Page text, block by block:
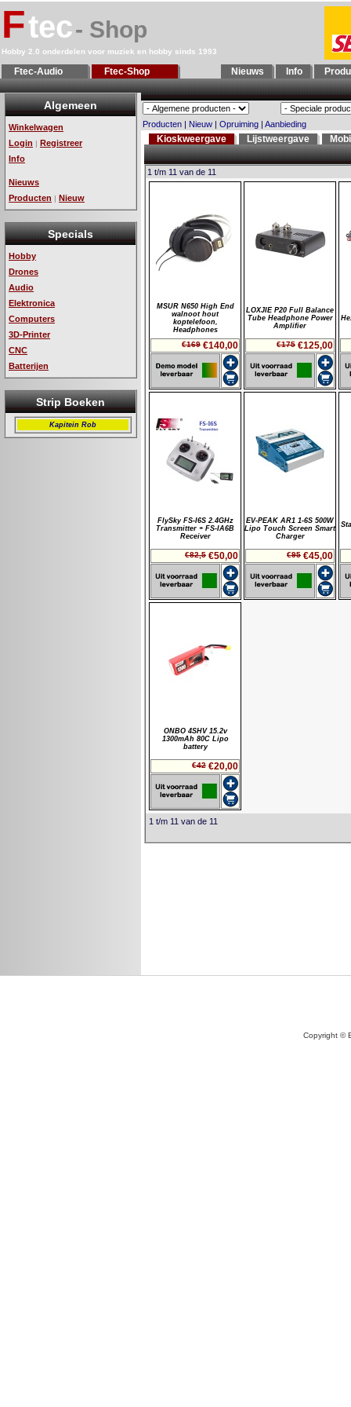
Ftec- Shop
Hobby 2.0 onderdelen voor muziek en hobby sinds 1993
Ftec-Audio Ftec-Shop Nieuws Info
Algemeen
Winkelwagen
Login | Registreer
Info
Nieuws
Producten | Nieuw
Specials
Hobby
Drones
Audio
Elektronica
Computers
3D-Printer
CNC
Batterijen
Strip Boeken
Kapitein Rob
Producten | Nieuw | Opruiming | Aanbieding
Kioskweergave Lijstweergave
1 t/m 11 van de 11
MSUR N650 High End
walnoot hout
koptelefoon,
Headphones
€169 €140,00
LOXJIE P20 Full Balance
Tube Headphone Power
Amplifier
€175 €125,00
FlySky FS-I6S 2.4GHz
Transmitter + FS-IA6B
Receiver
€82,5 €50,00
EV-PEAK AR1 1-6S 500W
Lipo Touch Screen Smart
Charger
€95 €45,00
ONBO 4SHV 15.2v
1300mAh 80C Lipo
battery
€42 €20,00
1 t/m 11 van de 11
Copyright ©